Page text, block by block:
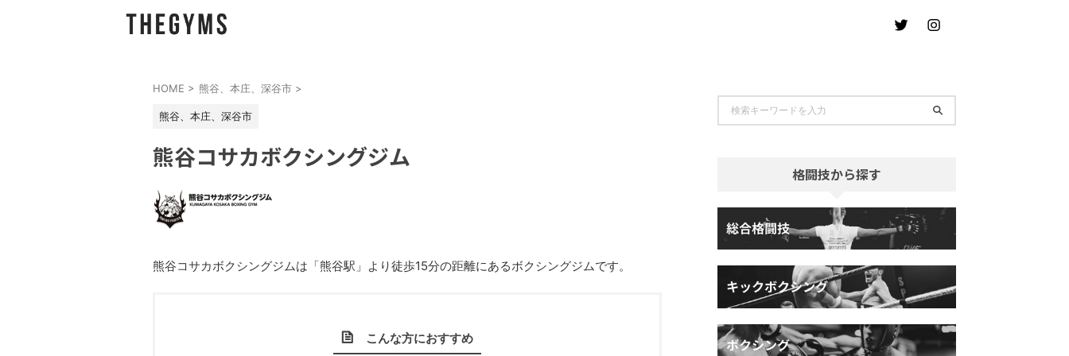
HOME > 熊谷、本庄、深谷市 >
熊谷、本庄、深谷市
熊谷コサカボクシングジム
熊谷コサカボクシングジムは「熊谷駅」より徒歩15分の距離にあるボクシングジムです。
こんな方におすすめ
格闘技から探す